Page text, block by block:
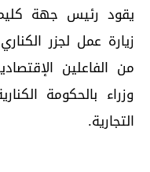
يقود رئيس جهة
زيارة عمل لجزر
من الفاعلين
وزراء بالحكومة
التجارية.